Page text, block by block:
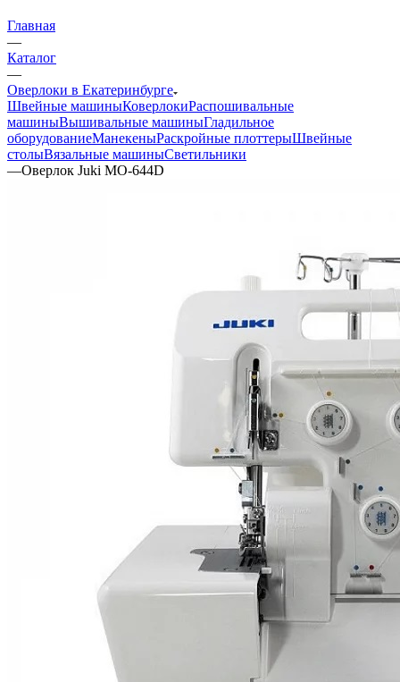
Главная
—
Каталог
—
Оверлоки в Екатеринбурге
Швейные машиныКоверлокиРаспошивальные
машиныВышивальные машиныГладильное
оборудованиеМанекеныРаскройные плоттерыШвейные
столыВязальные машиныСветильники
—Оверлок Juki MO-644D